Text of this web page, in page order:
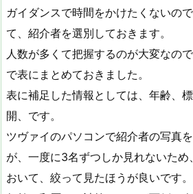
ガイダンスで時間をかけたくないの
て、紹介者を選別しておきます。
人数が多くて把握するのが大変なの
で表にまとめておきました。
表に補足した情報としては、年齢、
開、です。
ツヴァイのパソコンで紹介者の写真
が、一度に3名ずつしか見れないため
おいて、絞って見たほうが良いです。